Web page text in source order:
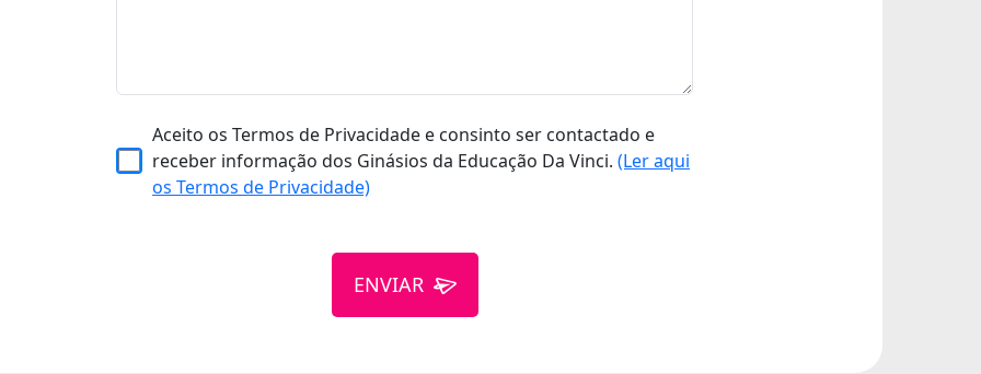
Aceito os Termos de Privacidade e consinto ser contactado e
receber informação dos Ginásios da Educação Da Vinci.(Ler aqui
os Termos de Privacidade)
ENVIAR